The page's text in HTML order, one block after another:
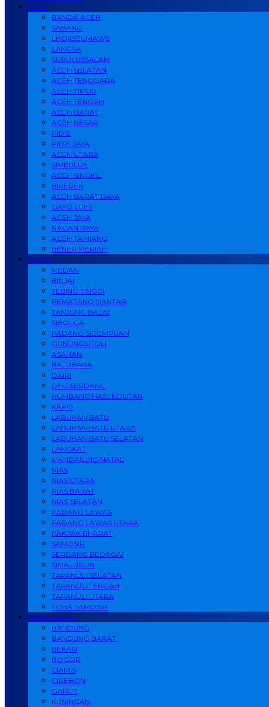
ACEH
BANDA ACEH
SABANG
LHOKSEUMAWE
LANGSA
SUBULUSSALAM
ACEH SELATAN
ACEH TENGGARA
ACEH TIMUR
ACEH TENGAH
ACEH BARAT
ACEH BESAR
PIDIE
PIDIE JAYA
ACEH UTARA
SIMEULUE
ACEH SINGKIL
BIREUEN
ACEH BARAT DAYA
GAYO LUES
ACEH JAYA
NAGAN RAYA
ACEH TAMIANG
BENER MERIAH
SUMUT
MEDAN
BINJAI
TEBING TINGGI
PEMATANG SIANTAR
TANJUNG BALAI
SIBOLGA
PADANG SIDEMPUAN
GUNUNGSITOLI
ASAHAN
BATUBARA
DAIRI
DELI SERDANG
HUMBANG HASUNDUTAN
KARO
LABUHAN BATU
LABUHAN BATU UTARA
LABUHAN BATU SELATAN
LANGKAT
MANDAILING NATAL
NIAS
NIAS UTARA
NIAS BARAT
NIAS SELATAN
PADANG LAWAS
PADANG LAWAS UTARA
PAKPAK BHARAT
SAMOSIR
SERDANG BEDAGAI
SIMALUGUN
TAPANULI SELATAN
TAPANULI TENGAH
TAPANULI UTARA
TOBA SAMOSIR
JAWA BARAT
BANDUNG
BANDUNG BARAT
BEKASI
BOGOR
CIAMIS
CIREBON
GARUT
KUNINGAN